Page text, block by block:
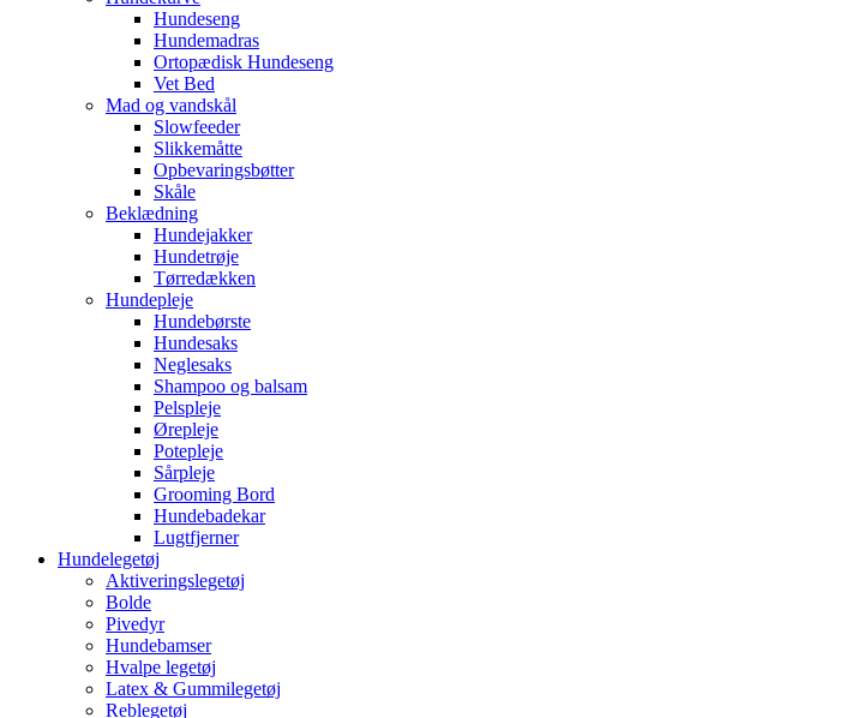
Hundeseng
Hundemadras
Ortopædisk Hundeseng
Vet Bed
Mad og vandskål
Slowfeeder
Slikkemåtte
Opbevaringsbøtter
Skåle
Beklædning
Hundejakker
Hundetrøje
Tørredækken
Hundepleje
Hundebørste
Hundesaks
Neglesaks
Shampoo og balsam
Pelspleje
Ørepleje
Potepleje
Sårpleje
Grooming Bord
Hundebadekar
Lugtfjerner
Hundelegetøj
Aktiveringslegetøj
Bolde
Pivedyr
Hundebamser
Hvalpe legetøj
Latex & Gummilegetøj
Reblegetøj